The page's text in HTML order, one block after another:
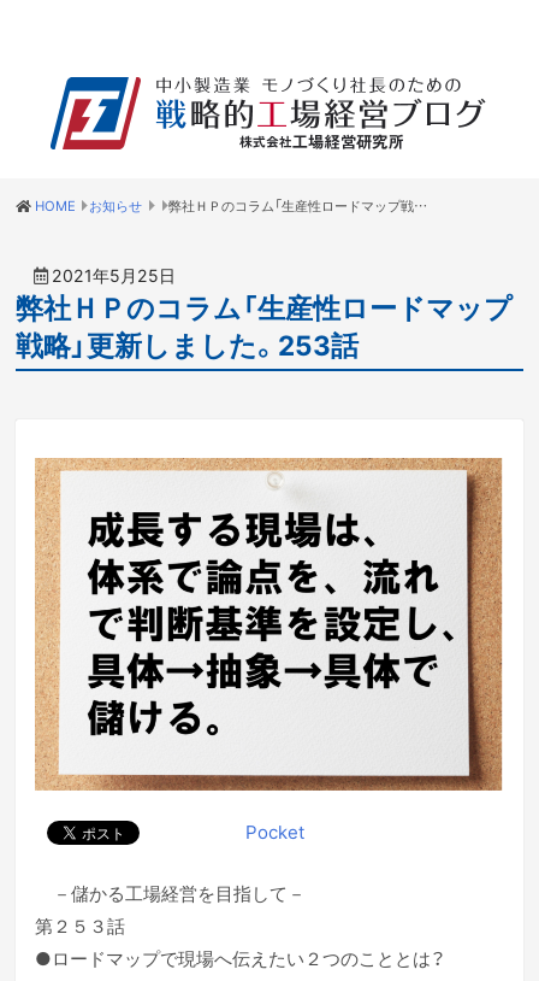
HOME お知らせ 弊社ＨＰのコラム「生産性ロードマップ戦略」更新しました。253話
2021年5月25日
弊社ＨＰのコラム「生産性ロードマップ
戦略」更新しました。253話
Pocket
－儲かる工場経営を目指して－
第２５３話
●ロードマップで現場へ伝えたい２つのこととは？